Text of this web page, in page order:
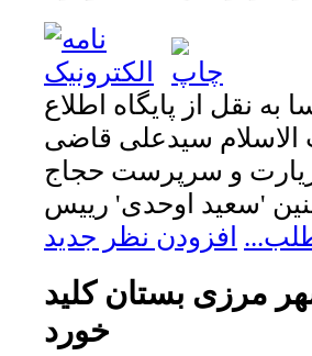
نقل از پایگاه اطلاع
سیدعلی قاضی
زیارت و سرپرست حجاج
افزودن نظر جدید
مرزی بستان کلید
خورد